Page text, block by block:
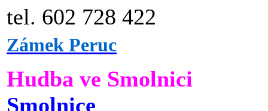
tel. 602 728 422
Zámek Peruc
Hudba ve Smolnici
Smolnice